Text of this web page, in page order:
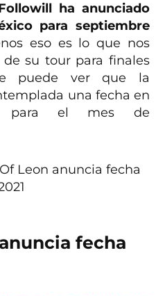
ha anunciado
para septiembre
eso es lo que nos
su tour para finales
puede ver que la
una fecha en
para el mes de
fecha